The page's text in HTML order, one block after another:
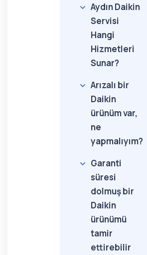
Aydın Daikin
Servisi
Hangi
Hizmetleri
Sunar?
Arızalı bir
Daikin
ürünüm var,
ne
yapmalıyım?
Garanti
süresi
dolmuş bir
Daikin
ürünümü
tamir
ettirebilir